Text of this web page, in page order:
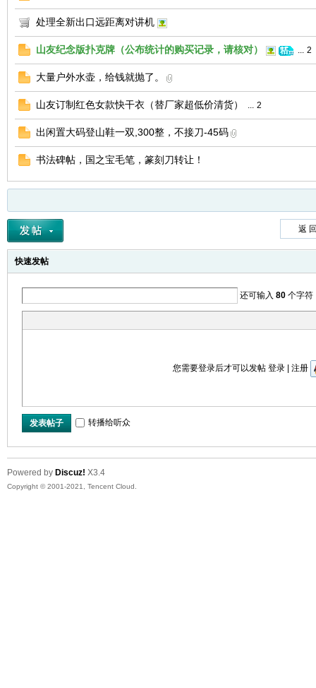
处理全新出口远距离对讲机
山友纪念版扑克牌（公布统计的购买记录，请核对） ... 2
大量户外水壶，给钱就抛了。
山友订制红色女款快干衣（替厂家超低价清货） ... 2
出闲置大码登山鞋一双,300整，不接刀-45码
书法碑帖，国之宝毛笔，篆刻刀转让！
返
快速发帖
还可输入 80个字符
您需要登录后才可以发帖登录 |注册
发表帖子 转播给听众
Powered by Discuz! X3.4
Copyright © 2001-2021, Tencent Cloud.